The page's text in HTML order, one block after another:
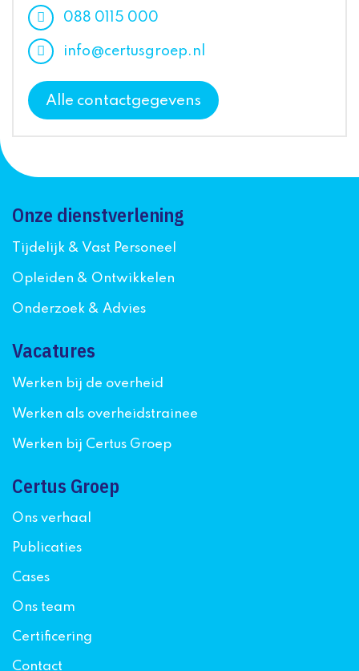
088 0115 000
info@certusgroep.nl
Alle contactgegevens
Onze dienstverlening
Tijdelijk & Vast Personeel
Opleiden & Ontwikkelen
Onderzoek & Advies
Vacatures
Werken bij de overheid
Werken als overheidstrainee
Werken bij Certus Groep
Certus Groep
Ons verhaal
Publicaties
Cases
Ons team
Certificering
Contact